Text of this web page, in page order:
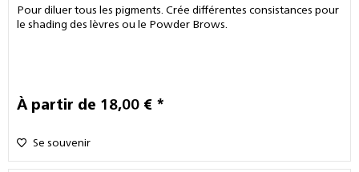
Pour diluer tous les pigments. Crée différentes consistances pour
le shading des lèvres ou le Powder Brows.
À partir de 18,00 € *
Se souvenir